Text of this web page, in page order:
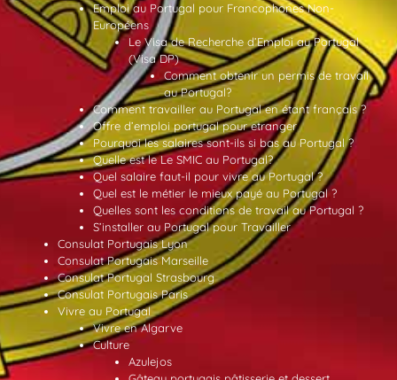
Emploi au Portugal pour Francophones Non-
Européens
Le Visa de Recherche d’Emploi au Portugal
(Visa DP)
Comment obtenir un permis de travail
au Portugal?
Comment travailler au Portugal en étant français ?
Offre d’emploi portugal pour etranger
Pourquoi les salaires sont-ils si bas au Portugal ?
Quelle est le Le SMIC au Portugal?
Quel salaire faut-il pour vivre au Portugal ?
Quel est le métier le mieux payé au Portugal ?
Quelles sont les conditions de travail au Portugal ?
S’installer au Portugal pour Travailler
Consulat Portugais Lyon
Consulat Portugais Marseille
Consulat Portugal Strasbourg
Consulat Portugais Paris
Vivre au Portugal
Vivre en Algarve
Culture
Azulejos